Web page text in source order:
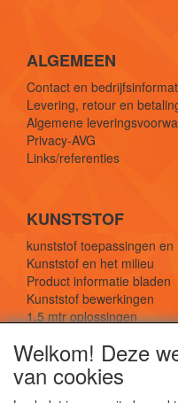
ALGEMEEN
Contact en
Levering, retour en
Algemene
Privacy-AVG
Links/referenties
KUNSTSTOF
kunststof toepassingen en
Kunststof en het milieu
Product informatie bladen
Kunststof bewerkingen
1,5 mtr oplossingen
SOCIALE MEDIA
Welkom! Deze
van cookies